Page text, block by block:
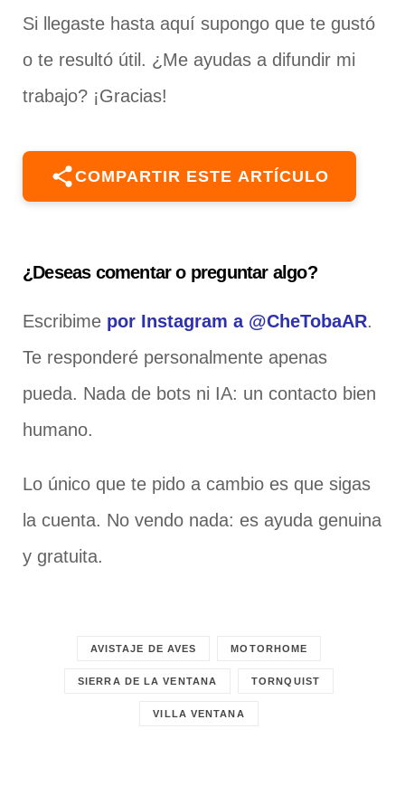
Si llegaste hasta aquí supongo que te gustó
o te resultó útil. ¿Me ayudas a difundir mi
trabajo? ¡Gracias!
COMPARTIR ESTE ARTÍCULO
¿Deseas comentar o preguntar algo?
Escribime por Instagram a @CheTobaAR.
Te responderé personalmente apenas
pueda. Nada de bots ni IA: un contacto bien
humano.
Lo único que te pido a cambio es que sigas
la cuenta. No vendo nada: es ayuda genuina
y gratuita.
AVISTAJE DE AVES MOTORHOME
SIERRA DE LA VENTANA TORNQUIST
VILLA VENTANA